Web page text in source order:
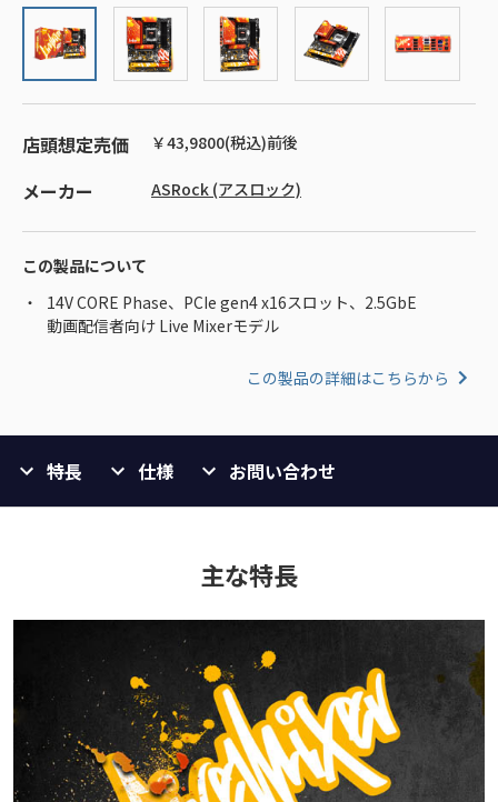
店頭想定売価 ￥43,9800(税込)前後
メーカー ASRock (アスロック)
この製品について
14V CORE Phase、PCIe gen4 x16スロット、2.5GbE
動画配信者向け Live Mixerモデル
この製品の詳細はこちらから
特長 仕様 お問い合わせ
主な特長